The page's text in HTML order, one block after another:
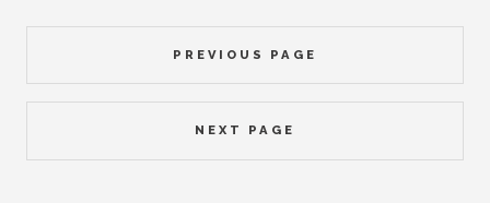
PREVIOUS PAGE
NEXT PAGE